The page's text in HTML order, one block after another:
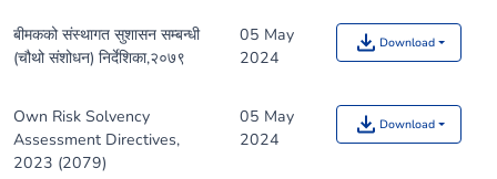
बीमकको संस्थागत सुशासन सम्बन्धी
(चौथो संशोधन) निर्देशिका,२०७९
05 May
2024
Download
Own Risk Solvency
Assessment Directives,
2023 (2079)
05 May
2024
Download